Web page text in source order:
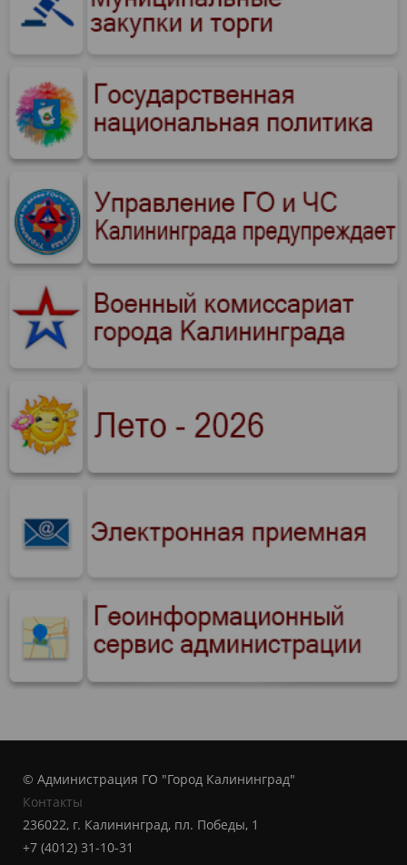
© Администрация ГО "Город Калининград"
Контакты
236022, г. Калининград, пл. Победы, 1
+7 (4012) 31-10-31